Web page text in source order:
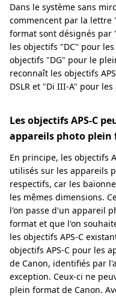
Dans le système sans
commencent par la lettre
format sont désignés par
les objectifs "DC" pour
objectifs "DG" pour le
reconnaît les objectifs
DSLR et "Di III-A" pour
Les objectifs APS-C
appareils photo plein
En principe, les objectifs
utilisés sur les appareils
respectifs, car les
les mêmes dimensions.
l'on passe d'un appareil
format et que l'on
les objectifs APS-C
objectifs APS-C pour les
de Canon, identifiés par
exception. Ceux-ci ne
plein format de Canon.